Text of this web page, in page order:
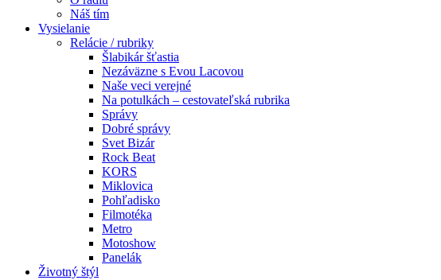
Náš tím
Vysielanie
Relácie / rubriky
Šlabikár šťastia
Nezáväzne s Evou Lacovou
Naše veci verejné
Na potulkách – cestovateľská rubrika
Správy
Dobré správy
Svet Bizár
Rock Beat
KORS
Miklovica
Pohľadisko
Filmotéka
Metro
Motoshow
Panelák
Životný štýl